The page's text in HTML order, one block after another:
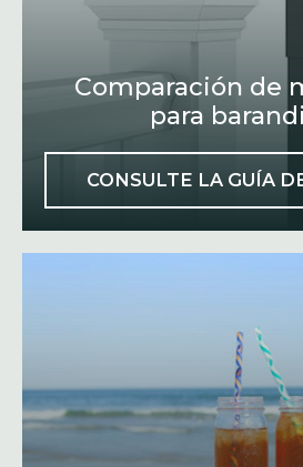
Comparación de
para
CONSULTE LA GUÍA